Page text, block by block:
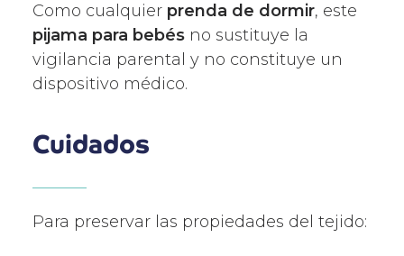
Como cualquier prenda de dormir, este
pijama para bebés no sustituye la
vigilancia parental y no constituye un
dispositivo médico.
Cuidados
Para preservar las propiedades del tejido: